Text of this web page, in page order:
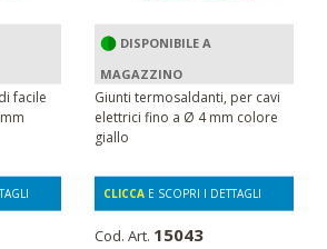
facile
DISPONIBILE A
MAGAZZINO
Giunti termosaldanti, per cavi
elettrici fino a Ø 4 mm colore
giallo
CLICCA E SCOPRI I DETTAGLI
Cod. Art. 15043